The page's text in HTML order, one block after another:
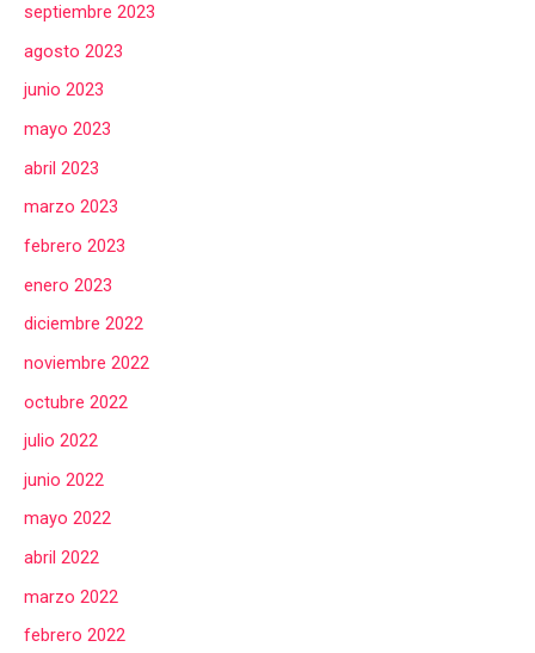
septiembre 2023
agosto 2023
junio 2023
mayo 2023
abril 2023
marzo 2023
febrero 2023
enero 2023
diciembre 2022
noviembre 2022
octubre 2022
julio 2022
junio 2022
mayo 2022
abril 2022
marzo 2022
febrero 2022